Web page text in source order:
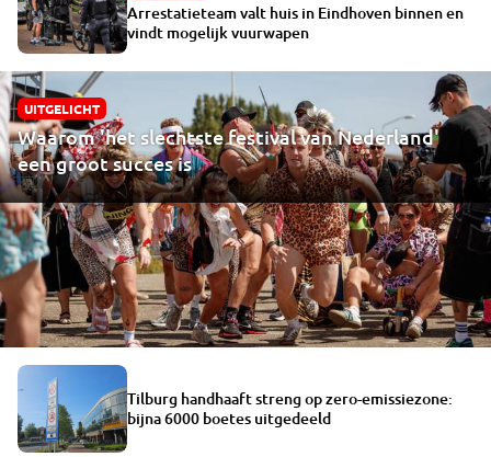
Arrestatieteam valt huis in Eindhoven binnen en
vindt mogelijk vuurwapen
UITGELICHT
Waarom 'het slechtste festival van Nederland'
een groot succes is
Tilburg handhaaft streng op zero-emissiezone:
bijna 6000 boetes uitgedeeld